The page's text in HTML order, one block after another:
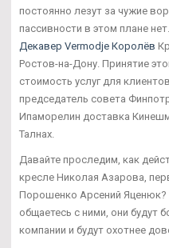
постоянно лезут за чужие
пассивности в этом плане
Декавер Vermodje Королёв
Ростов-на-Дону. Принятие
стоимость услуг для
председатель совета
Ипаморелин доставка
Талнах.
Давайте проследим, как
кресле Николая Азарова,
Порошенко Арсений Яценюк?
общаетесь с ними, они будут
компании и будут охотнее